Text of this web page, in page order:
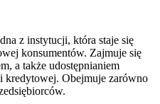
z instytucji, która staje się
konsumentów. Zajmuje się
a także udostępnianiem
kredytowej. Obejmuje zarówno